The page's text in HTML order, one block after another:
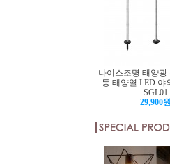
나이스조명 태양광
등 태양열 LED 야
SGL01
29,900원